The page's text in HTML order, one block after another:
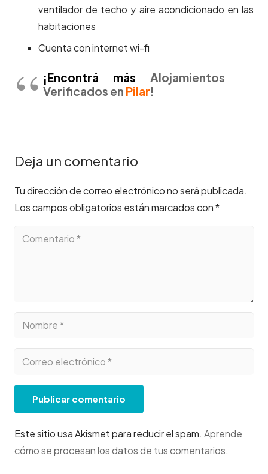
ventilador de techo y aire acondicionado en las
habitaciones
Cuenta con internet wi-fi
¡Encontrá más
Alojamientos
Verificados en Pilar!
Deja un comentario
Tu dirección de correo electrónico no será publicada.
Los campos obligatorios están marcados con*
Publicar comentario
Este sitio usa Akismet para reducir el spam. Aprende
cómo se procesan los datos de tus comentarios.